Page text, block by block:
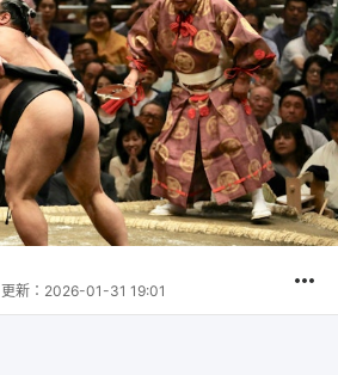
更新： 2026-01-31 19:01